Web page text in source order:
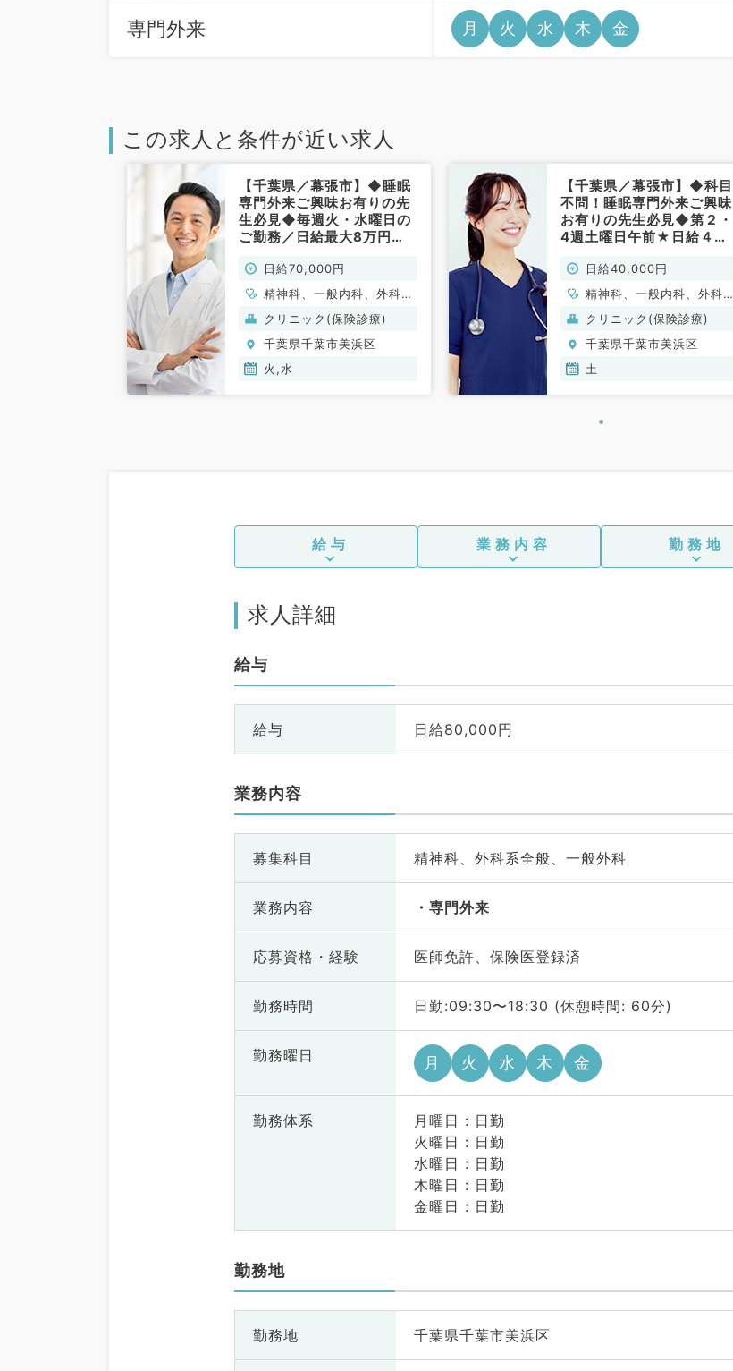
専門外来 月 火 水 木 金
この求人と条件が近い求人
【千葉県／幕張市】◆睡眠
専門外来ご興味お有りの先
生必見◆毎週火・水曜日の
ご勤務／日給最大8万円
迎です！（精神科／非常
勤）
日給70,000円
精神科、一般内科、外科系
全般、一般外科
クリニック(保険診療)
千葉県千葉市美浜区
火,水
【千葉県／幕張市】◆科目
不問！睡眠専門外来ご興味
お有りの先生必見◆第２・
4週土曜日午前★日給４万
歓迎です！（科目不問／非
常勤）
日給40,000円
精神科、一般内科、外科系
全般、一般外科
クリニック(保険診療)
千葉県千葉市美浜区
土
給与 業務内容 勤務地
求人詳細
給与
給与 日給80,000円
業務内容
募集科目 精神科、外科系全般、一般外科
業務内容 専門外来
応募資格・ 経験 医師免許、保険医登録済
勤務時間 日勤:09:30〜18:30 (休憩時間: 60分)
勤務曜日 月 火 水 木 金
勤務体系
月曜日 : 日勤
火曜日 : 日勤
水曜日 : 日勤
木曜日 : 日勤
金曜日 : 日勤
勤務地
勤務地 千葉県千葉市美浜区